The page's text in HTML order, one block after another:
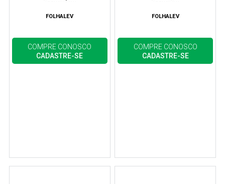
FOLHALEV
COMPRE CONOSCO
CADASTRE-SE
FOLHALEV
COMPRE CONOSCO
CADASTRE-SE